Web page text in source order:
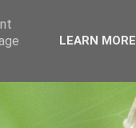
LEARN MORE